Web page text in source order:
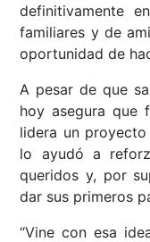
definitivamente
familiares y de
oportunidad de
A pesar de que
hoy asegura que
lidera un
lo ayudó a
queridos y, por
dar sus primeros
“Vine con esa